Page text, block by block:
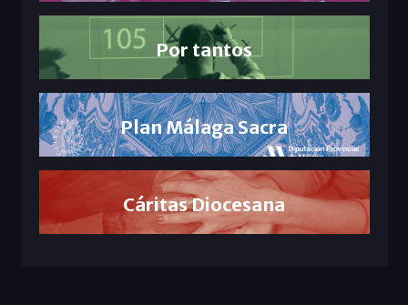
Por tantos
Plan Málaga Sacra
Cáritas Diocesana